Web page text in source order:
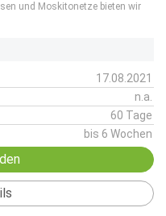
und Moskitonetze bieten wir
17.08.2021
n.a.
60 Tage
bis 6 Wochen